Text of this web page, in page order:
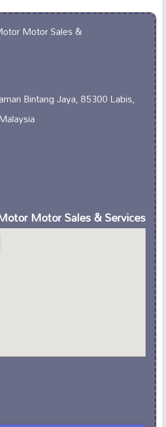
Bintang Jaya, 85300 Labis,
Motor Sales & Services